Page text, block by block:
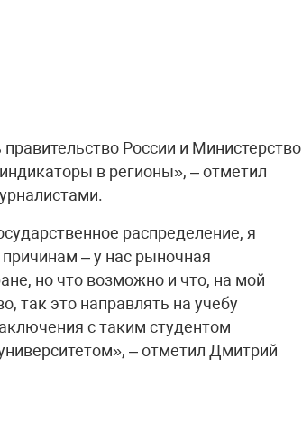
России и Министерство
в регионы», – отметил
распределение, я
– у нас рыночная
но что возможно и что, на мой
так это направлять на учебу
с таким студентом
– отметил Дмитрий